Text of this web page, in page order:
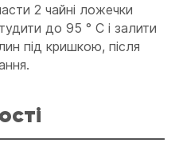
2 чайні ложечки
до 95 ° С і залити
під кришкою, після